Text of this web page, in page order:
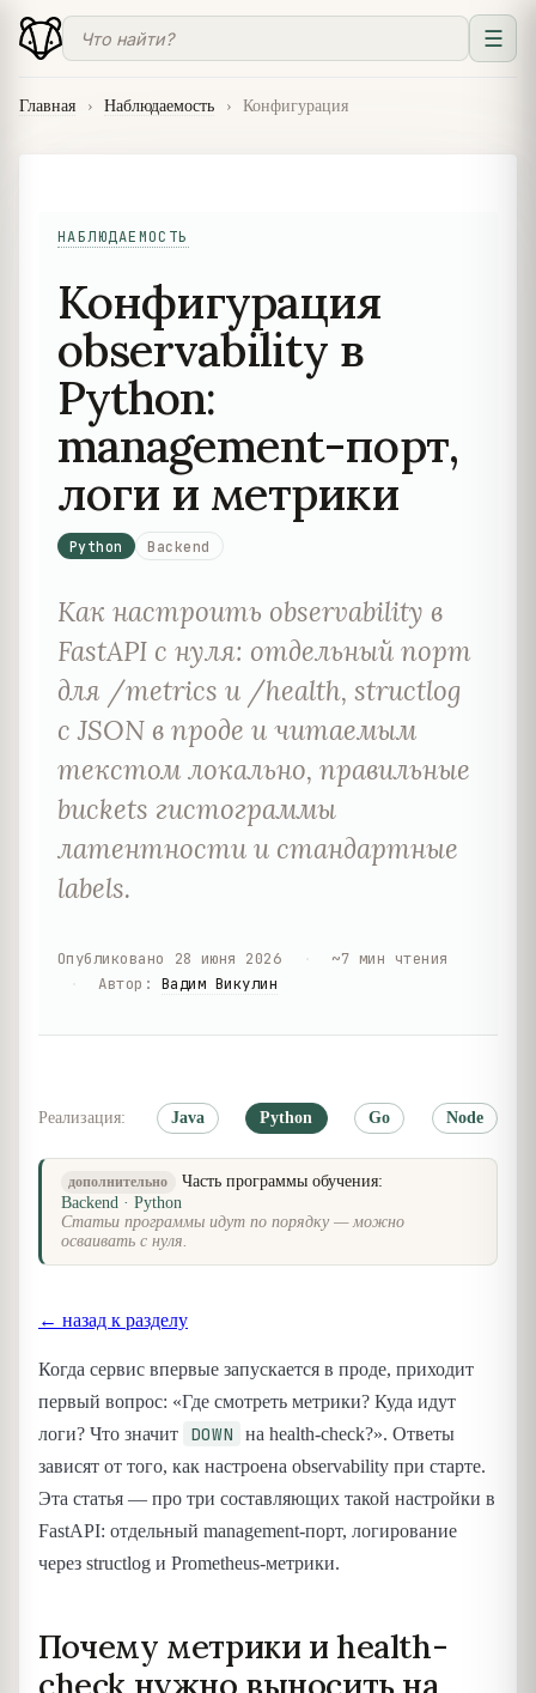
☰
Главная › Наблюдаемость › Конфигурация
НАБЛЮДАЕМОСТЬ
Конфигурация
observability в
Python:
management-порт,
логи и метрики
Python Backend
Как настроить observability в
FastAPI с нуля: отдельный порт
для /metrics и /health, structlog
с JSON в проде и читаемым
текстом локально, правильные
buckets гистограммы
латентности и стандартные
labels.
Опубликовано 28 июня 2026 ~7 мин чтения
Автор : Вадим Викулин
Реализация: Java Python Go Node
дополнительно
Часть программы обучения:
Backend · Python
Статьи программы идут по порядку — можно
осваивать с нуля.
← назад к разделу
Когда сервис впервые запускается в проде, приходит
первый вопрос: «Где смотреть метрики? Куда идут
логи? Что значит
DOWN
на health-check?». Ответы
зависят от того, как настроена observability при старте.
Эта статья — про три составляющих такой настройки в
FastAPI: отдельный management-порт, логирование
через structlog и Prometheus-метрики.
Почему метрики и health-
check нужно выносить на